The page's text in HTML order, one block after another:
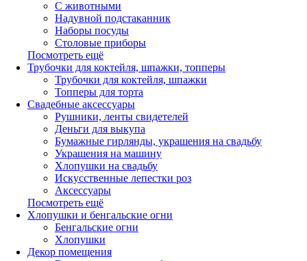
С животными
Надувной подстаканник
Наборы посуды
Столовые приборы
Посмотреть ещё
Трубочки для коктейля, шпажки, топперы
Трубочки для коктейля, шпажки
Топперы для торта
Свадебные аксессуары
Рушники, ленты свидетелей
Деньги для выкупа
Бумажные гирлянды, украшения на свадьбу
Украшения на машину
Хлопушки на свадьбу
Искусственные лепестки роз
Аксессуары
Посмотреть ещё
Хлопушки и бенгальские огни
Бенгальские огни
Хлопушки
Декор помещения